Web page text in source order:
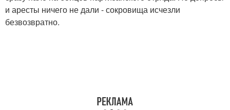
и аресты ничего не дали - сокровища исчезли
безвозвратно.